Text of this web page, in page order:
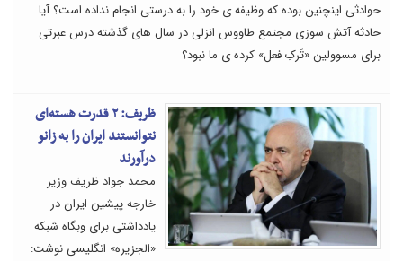
حوادثی اینچنین بوده که وظیفه ی خود را به درستی انجام نداده است؟ آیا
حادثه آتش سوزی مجتمع طاووس انزلی در سال های گذشته درس عبرتی
برای مسوولین «تَرکِ فعل» کرده ی ما نبود؟
ظریف: ۲ قدرت هسته‌ای
نتوانستند ایران را به زانو
درآورند
محمد جواد ظریف وزیر
خارجه پیشین ایران در
یادداشتی برای وبگاه شبکه
«الجزیره» انگلیسی نوشت: